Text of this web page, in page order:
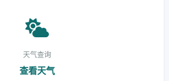
天气查询
查看天气